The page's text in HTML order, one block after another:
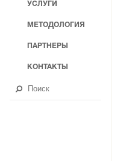
УСЛУГИ
МЕТОДОЛОГИЯ
ПАРТНЕРЫ
КОНТАКТЫ